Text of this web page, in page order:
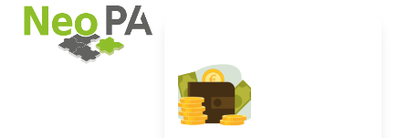
SkipOpen
mobile
menu
Close
mobile
menu